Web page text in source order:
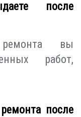
после
ремонта вы
работ,
после